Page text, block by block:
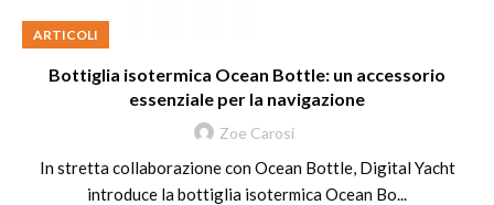
ARTICOLI
Bottiglia isotermica Ocean Bottle: un accessorio
essenziale per la navigazione
Zoe Carosi
In stretta collaborazione con Ocean Bottle, Digital Yacht
introduce la bottiglia isotermica Ocean Bo...